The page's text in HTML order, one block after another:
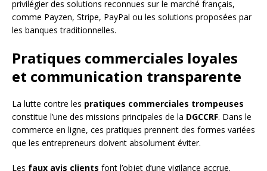
privilégier des solutions reconnues sur le marché français,
comme Payzen, Stripe, PayPal ou les solutions proposées par
les banques traditionnelles.
Pratiques commerciales loyales
et communication transparente
La lutte contre les pratiques commerciales trompeuses
constitue l’une des missions principales de la DGCCRF. Dans le
commerce en ligne, ces pratiques prennent des formes variées
que les entrepreneurs doivent absolument éviter.
Les faux avis clients font l’objet d’une vigilance accrue.